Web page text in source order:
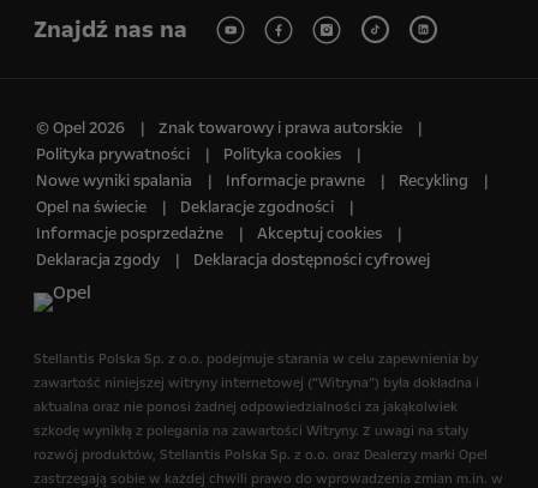
Znajdź nas na
© Opel 2026
Znak towarowy i prawa autorskie
Polityka prywatności
Polityka cookies
Nowe wyniki spalania
Informacje prawne
Recykling
Opel na świecie
Deklaracje zgodności
Informacje posprzedażne
Akceptuj cookies
Deklaracja zgody
Deklaracja dostępności cyfrowej
Stellantis Polska Sp. z o.o.​ podejmuje starania w celu zapewnienia by
zawartość niniejszej witryny internetowej (“Witryna”) była dokładna i
aktualna oraz nie ponosi żadnej odpowiedzialności za jakąkolwiek
szkodę wynikłą z polegania na zawartości Witryny. Z uwagi na stały
rozwój produktów, Stellantis Polska Sp. z o.o.​ oraz Dealerzy marki Opel
zastrzegają sobie w każdej chwili prawo do wprowadzenia zmian m.in. w